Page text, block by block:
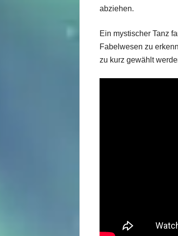
abziehen.
Ein mystischer Tanz
Fabelwesen zu
zu kurz gewählt